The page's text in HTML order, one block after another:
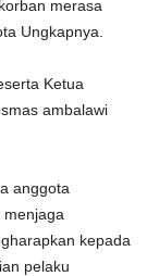
merasa
Ungkapnya.
Ketua
ambalawi
anggota
kepada
pelaku